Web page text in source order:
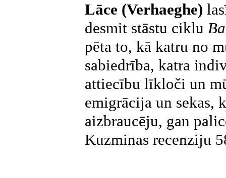
Lāce (Verhaeghe)
desmit stāstu ciklu
pēta to, kā katru no
sabiedrība, katra
attiecību līkloči un
emigrācija un sekas,
aizbraucēju, gan
Kuzminas recenziju